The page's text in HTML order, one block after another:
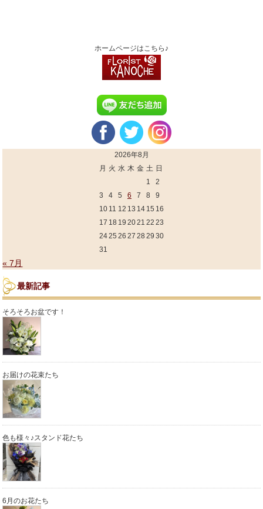
ホームページはこちら♪
2026年8月
月 火 水 木 金 土 日
1
2
3
4 5 6 7 8
9
10 11 12 13 14 15 16
17 18 19 2021 22 23
2425 26 27 28 29 30
31
« 7月
最新記事
そろそろお盆です！
お届けの花束たち
色も様々♪スタンド花たち
6月のお花たち